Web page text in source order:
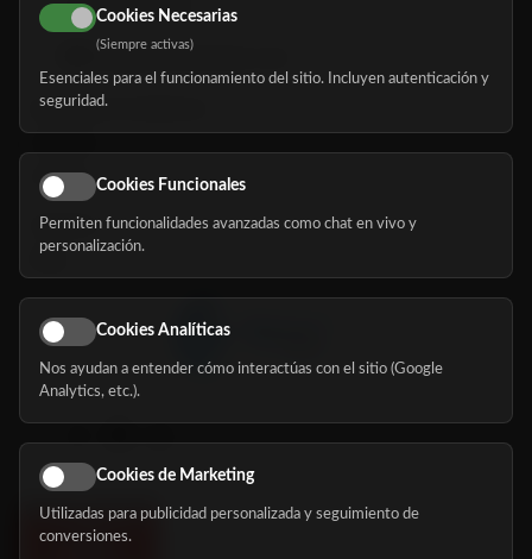
616 113 103
hola@mundomayor.com
Buscador de residencias
Eventos
Nosotros
Síguenos
Cookies Necesarias
(Siempre activas)
Esenciales para el funcionamiento del sitio. Incluyen autenticación y
seguridad.
Cookies Funcionales
Permiten funcionalidades avanzadas como chat en vivo y
personalización.
Cookies Analíticas
Nos ayudan a entender cómo interactúas con el sitio (Google
Analytics, etc.).
Cookies de Marketing
Utilizadas para publicidad personalizada y seguimiento de
conversiones.